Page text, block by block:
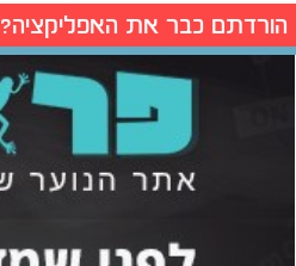
הורדתם כבר את האפליקציה?